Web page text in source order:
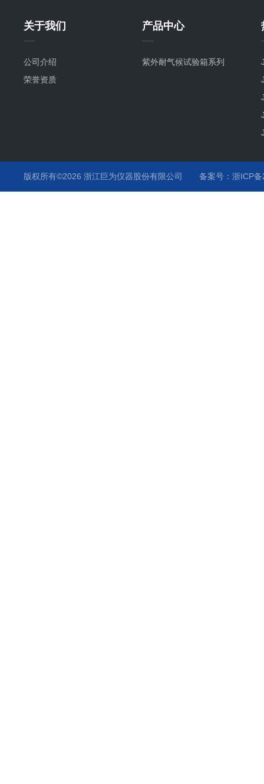
关于我们
公司介绍
荣誉资质
产品中心
紫外耐气候试验箱系列
版权所有©2026 浙江巨为仪器股份有限公司 备案号：浙ICP